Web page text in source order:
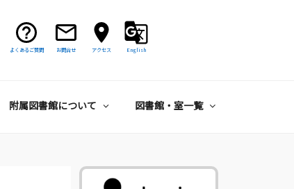
よくあるご質問 お問合せ アクセス English
附属図書館について 図書館・室一覧